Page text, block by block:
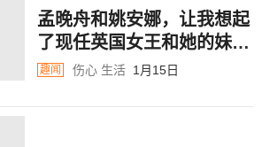
孟晚舟和姚安娜，让我想起
了现任英国女王和她的妹妹
玛格丽特
趣闻 伤心 生活 1月15日